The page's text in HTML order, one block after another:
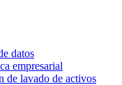
datos
empresarial
de lavado de activos